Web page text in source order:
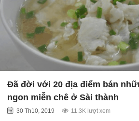
Đã đời với 20 địa điểm bán
ngon miễn chê ở Sài thành
30 Th10, 2019 11.3K lượt xem